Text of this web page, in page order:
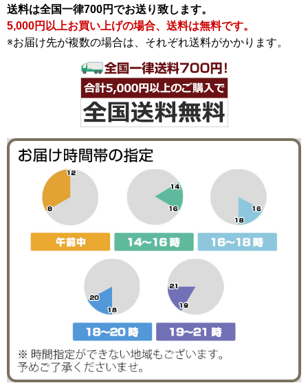
送料は全国一律700円でお送り致します。
5,000円以上お買い上げの場合、送料は無料です。
※お届け先が複数の場合は、それぞれ送料がかかります。